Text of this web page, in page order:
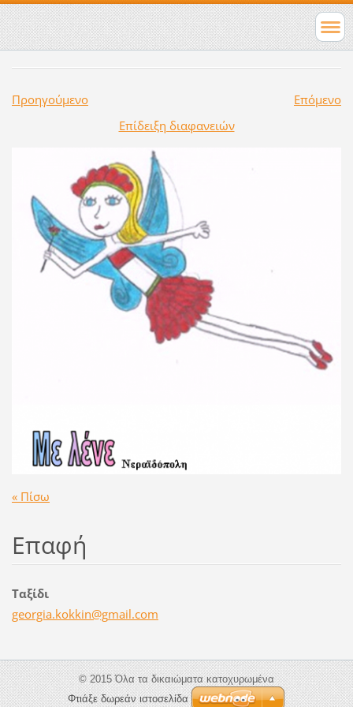
Προηγούμενο
Επόμενο
Επίδειξη διαφανειών
« Πίσω
Επαφή
Ταξίδι
georgia.kokkin@gmail.com
© 2015 Όλα τα δικαιώματα κατοχυρωμένα
Φτιάξε δωρεάν ιστοσελίδα